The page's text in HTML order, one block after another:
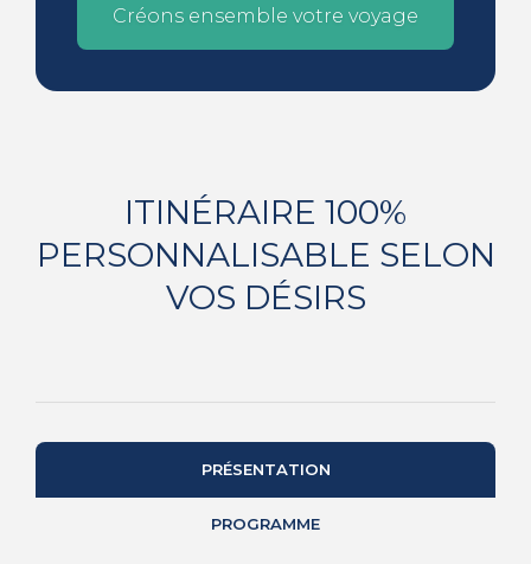
Créons ensemble votre voyage
ITINÉRAIRE 100%
PERSONNALISABLE SELON
VOS DÉSIRS
PRÉSENTATION
PROGRAMME